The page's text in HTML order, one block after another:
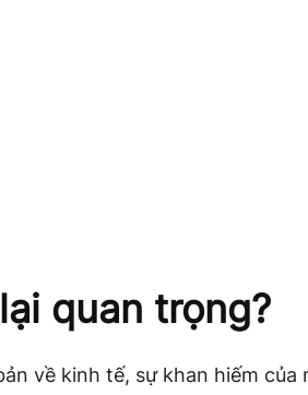
quan trọng?
về kinh tế, sự khan hiếm của